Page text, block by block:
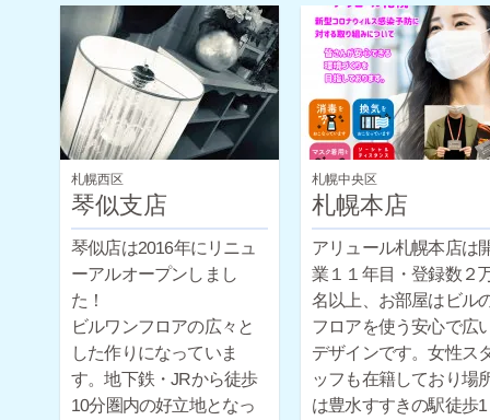
札幌西区
琴似支店
琴似店は2016年にリニュ
ーアルオープンしまし
た！
ビルワンフロアの広々と
した作りになっていま
す。地下鉄・JRから徒歩
10分圏内の好立地となっ
札幌中央区
札幌本店
アリュール札幌本店は
業１１年目・登録数２
名以上、お部屋はビル
フロアを使う安心で広
デザインです。女性ス
ッフも在籍しており場
は豊水すすきの駅徒歩1